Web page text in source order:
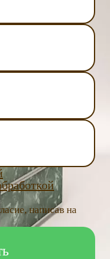
написав на